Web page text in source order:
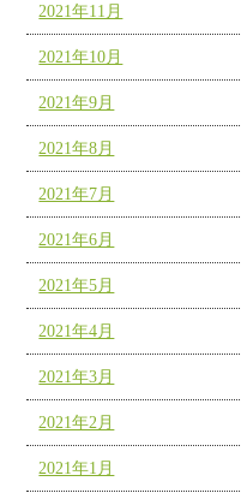
2021年11月
2021年10月
2021年9月
2021年8月
2021年7月
2021年6月
2021年5月
2021年4月
2021年3月
2021年2月
2021年1月